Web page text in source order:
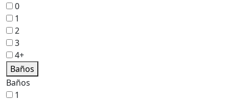
0
1
2
3
4+
Baños
Baños
1